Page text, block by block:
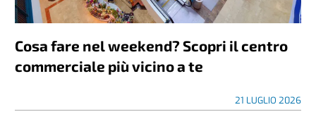
Cosa fare nel weekend? Scopri il centro
commerciale più vicino a te
21 LUGLIO 2026